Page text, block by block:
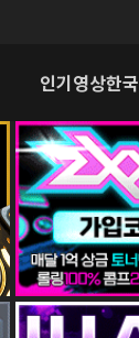
인기영상한국